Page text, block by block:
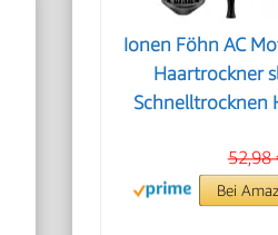
Ionen Föhn AC
Haartrockner
Schnelltrocknen
52,98
Bei